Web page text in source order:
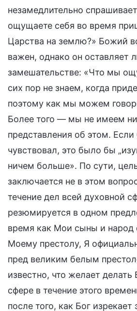
незамедлительно
ощущаете себя во время
Царства на землю?» Божий
важен, однако он оставляет
замешательстве: «Что мы
сих пор не знаем, когда
поэтому как мы можем
Более того — мы не имеем
представления об этом.
чувствовал, это было бы
ничем больше». По сути,
заключается не в этом
течение дел всей духовной
резюмируется в одном
время как Мои сыны и народ
Моему престолу, Я
пред великим белым
известно, что желает делать
сфере в течение этого
после того, как Бог изрекает